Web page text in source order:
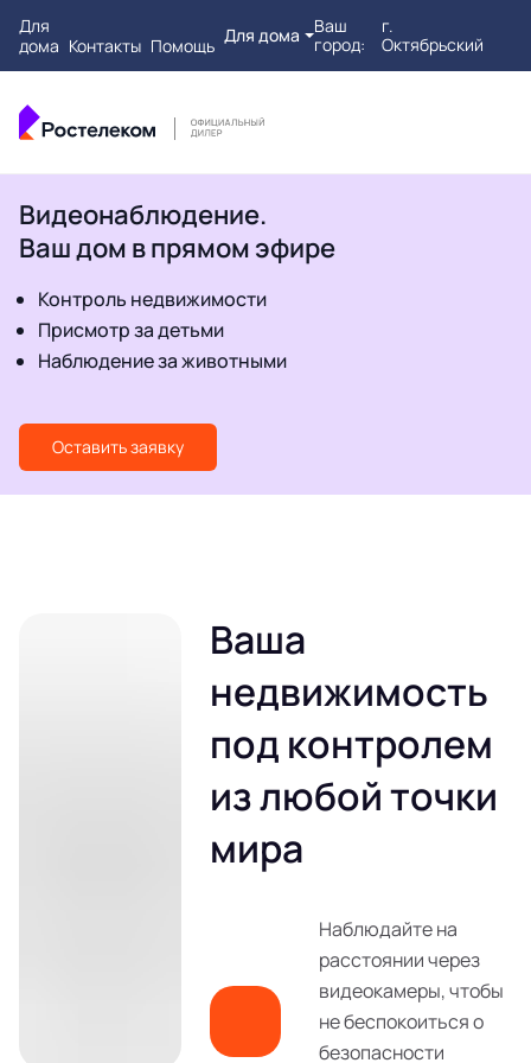
Для
дома Контакты Помощь Для дома
Ваш
город:
г.
Октябрьский
Видеонаблюдение.
Ваш дом в прямом эфире
Контроль недвижимости
Присмотр за детьми
Наблюдение за животными
Оставить заявку
Ваша
недвижимость
под контролем
из любой точки
мира
Наблюдайте на
расстоянии через
видеокамеры, чтобы
не беспокоиться о
безопасности